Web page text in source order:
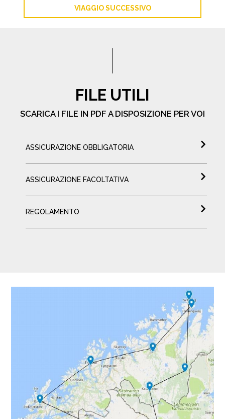
VIAGGIO SUCCESSIVO
FILE UTILI
SCARICA I FILE IN PDF A DISPOSIZIONE PER VOI
ASSICURAZIONE OBBLIGATORIA
ASSICURAZIONE FACOLTATIVA
REGOLAMENTO